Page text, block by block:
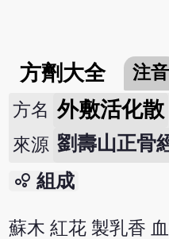
方劑大全 注音
方名 外敷活化散
來源 劉壽山正骨
bubble_chart 組成
蘇木 紅花 製乳香